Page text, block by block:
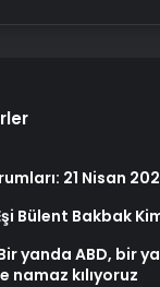
21 Nisan
Bülent Bakbak
yanda ABD, bir
namaz kılıyoruz